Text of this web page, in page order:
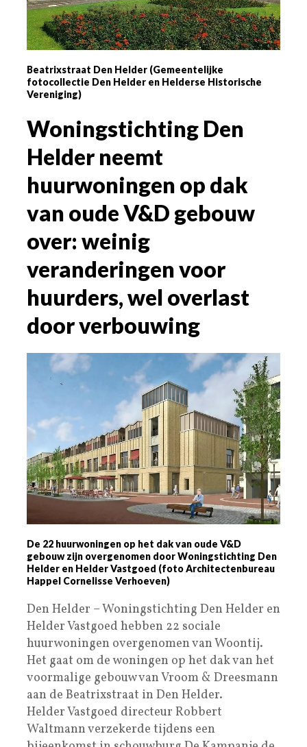
Beatrixstraat Den Helder (Gemeentelijke
fotocollectie Den Helder en Helderse Historische
Vereniging)
Woningstichting Den
Helder neemt
huurwoningen op dak
van oude V&D gebouw
over: weinig
veranderingen voor
huurders, wel overlast
door verbouwing
De 22 huurwoningen op het dak van oude V&D
gebouw zijn overgenomen door Woningstichting Den
Helder en Helder Vastgoed (foto Architectenbureau
Happel Cornelisse Verhoeven)
Den Helder – Woningstichting Den Helder en
Helder Vastgoed hebben 22 sociale
huurwoningen overgenomen van Woontij.
Het gaat om de woningen op het dak van het
voormalige gebouw van Vroom & Dreesmann
aan de Beatrixstraat in Den Helder.
Helder Vastgoed directeur Robbert
Waltmann verzekerde tijdens een